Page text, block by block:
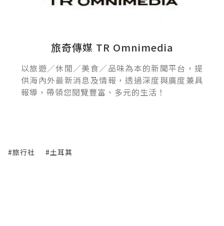
旅奇傳媒 TR Omnimedia
以旅遊／休閒／美食／品味為本的新聞平台，提
供海內外最新消息及情報，透過深度與廣度兼具
報導，帶領您閱覽豐富、多元的生活！
#旅行社 #土耳其